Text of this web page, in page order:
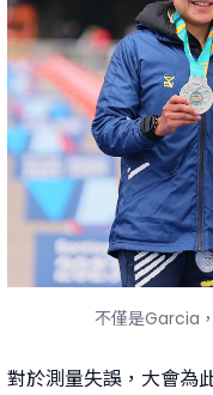
不僅是Garcia
對於測量失誤，大會為